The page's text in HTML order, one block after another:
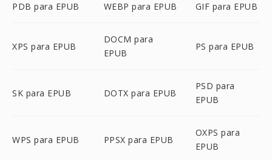
PDB para EPUB WEBP para EPUB GIF para EPUB
XPS para EPUB
DOCM para
EPUB
PS para EPUB
SK para EPUB DOTX para EPUB
PSD para
EPUB
WPS para EPUB PPSX para EPUB
OXPS para
EPUB